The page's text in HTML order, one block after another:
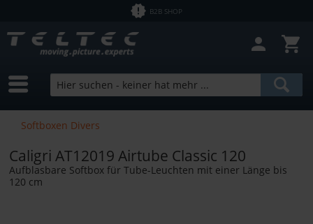
B2B SHOP
Softboxen Divers
Caligri AT12019 Airtube Classic 120
Aufblasbare Softbox für Tube-Leuchten mit einer Länge bis
120 cm